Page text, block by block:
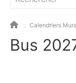
Calendriers
Bus